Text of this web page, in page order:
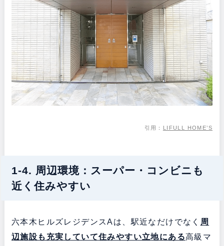
引用： LIFULL HOME’S
1-4. 周辺環境：スーパー・コンビニも
近く住みやすい
六本木ヒルズレジデンスAは、駅近なだけでなく 周
辺施設も充実していて住みやすい立地にある高級マ